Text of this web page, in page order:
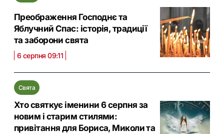
Преображення Господнє та
Яблучний Спас: історія, традиції
та заборони свята
6 серпня 09:11
Свята
Хто святкує іменини 6 серпня за
новим і старим стилями:
привітання для Бориса, Миколи та